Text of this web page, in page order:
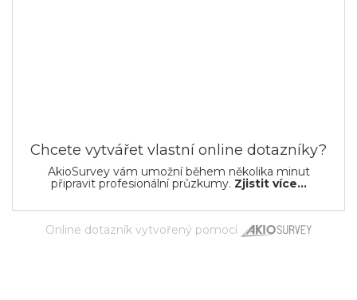
Chcete vytvářet vlastní online dotazníky?
AkioSurvey vám umožní během několika minut
připravit profesionální průzkumy. Zjistit více...
Online dotazník vytvořený pomocí